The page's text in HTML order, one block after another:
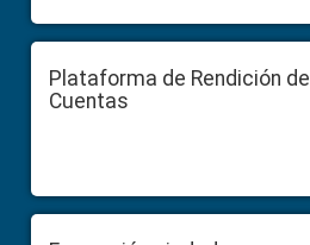
Plataforma de Rendición de
Cuentas